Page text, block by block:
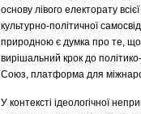
основу лівого електорату
культурно-політичної
природною є думка про те,
вирішальний крок до
Союз, платформа для
У контексті ідеологічної